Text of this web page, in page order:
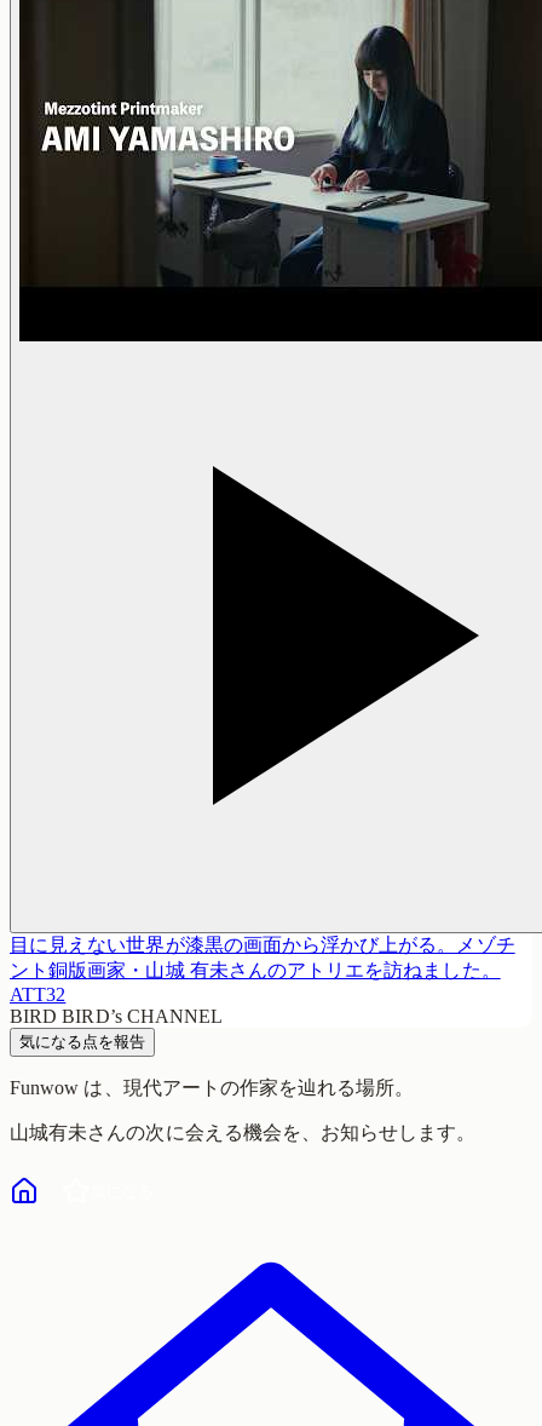
目に見えない世界が漆黒の画面から浮かび上がる。メゾチ
ント銅版画家・山城 有未さんのアトリエを訪ねました。
ATT32
BIRD BIRD’s CHANNEL
気になる点を報告
Funwow は、現代アートの作家を辿れる場所。
山城有未さんの次に会える機会を、お知らせします。